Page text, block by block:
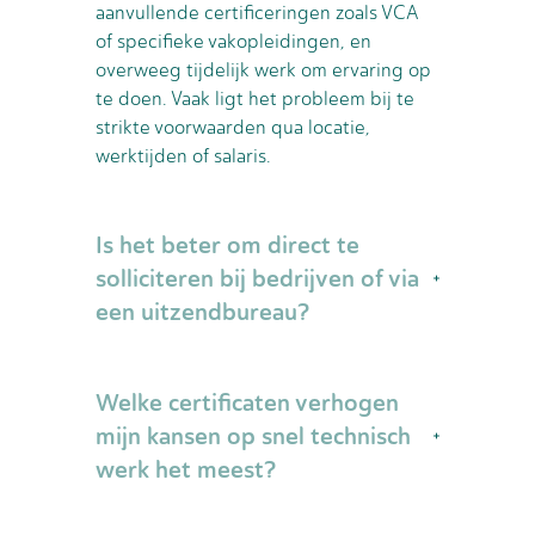
aanvullende certificeringen zoals VCA
of specifieke vakopleidingen, en
overweeg tijdelijk werk om ervaring op
te doen. Vaak ligt het probleem bij te
strikte voorwaarden qua locatie,
werktijden of salaris.
Is het beter om direct te
solliciteren bij bedrijven of via
een uitzendbureau?
Uitzendbureaus hebben vaak exclusieve
contacten en kunnen je snel plaatsen,
vooral voor starter posities. Direct
solliciteren werkt goed als je ervaren
Welke certificaten verhogen
mijn kansen op snel technisch
werk het meest?